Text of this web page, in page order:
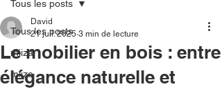
Tous les posts
miiza
miiza
Tous les posts
Le mobilier en bois : entre
élégance naturelle et
David
21 juil. 2025 3 min de lecture